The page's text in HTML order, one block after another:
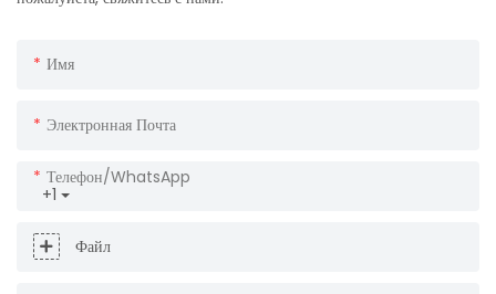
Имя
Электронная Почта
+1
Телефон/WhatsApp
Файл